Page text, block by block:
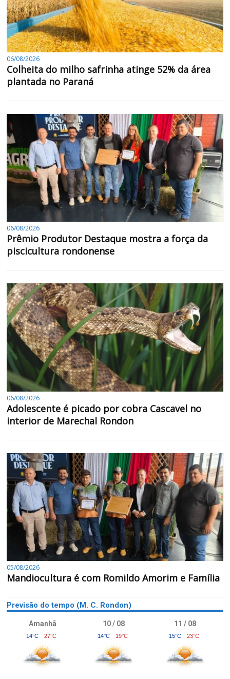
06/08/2026
Colheita do milho safrinha atinge 52% da área
plantada no Paraná
06/08/2026
Prêmio Produtor Destaque mostra a força da
piscicultura rondonense
06/08/2026
Adolescente é picado por cobra Cascavel no
interior de Marechal Rondon
05/08/2026
Mandiocultura é com Romildo Amorim e Família
Previsão do tempo (M. C. Rondon)
Amanhã
14°C 27°C
10 / 08
14°C 19°C
11 / 08
15°C 23°C